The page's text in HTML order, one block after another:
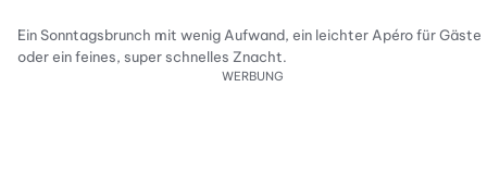
Ein Sonntagsbrunch mit wenig Aufwand, ein leichter Apéro für Gäste
oder ein feines, super schnelles Znacht.
WERBUNG